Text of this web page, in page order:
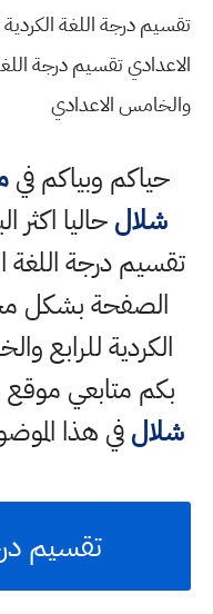
تقسيم درجة اللغة
الاعدادي تقسيم درجة
والخامس الاعدادي
حياكم وبياكم في
شلالحاليا
تقسيم درجة اللغة
الصفحة بشكل
الكردية للرابع
بكم متابعي
شلالفي هذا
تقسيم